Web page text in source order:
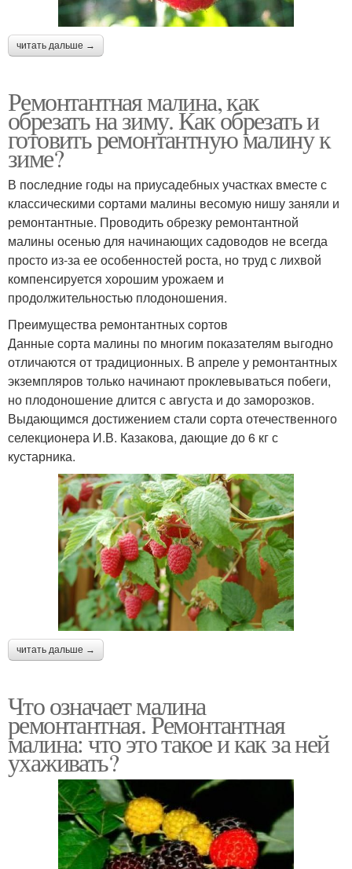
читать дальше →
Ремонтантная малина, как
обрезать на зиму. Как обрезать и
готовить ремонтантную малину к
зиме?
В последние годы на приусадебных участках вместе с
классическими сортами малины весомую нишу заняли и
ремонтантные. Проводить обрезку ремонтантной
малины осенью для начинающих садоводов не всегда
просто из-за ее особенностей роста, но труд с лихвой
компенсируется хорошим урожаем и
продолжительностью плодоношения.
Преимущества ремонтантных сортов
Данные сорта малины по многим показателям выгодно
отличаются от традиционных. В апреле у ремонтантных
экземпляров только начинают проклевываться побеги,
но плодоношение длится с августа и до заморозков.
Выдающимся достижением стали сорта отечественного
селекционера И.В. Казакова, дающие до 6 кг с
кустарника.
читать дальше →
Что означает малина
ремонтантная. Ремонтантная
малина: что это такое и как за ней
ухаживать?